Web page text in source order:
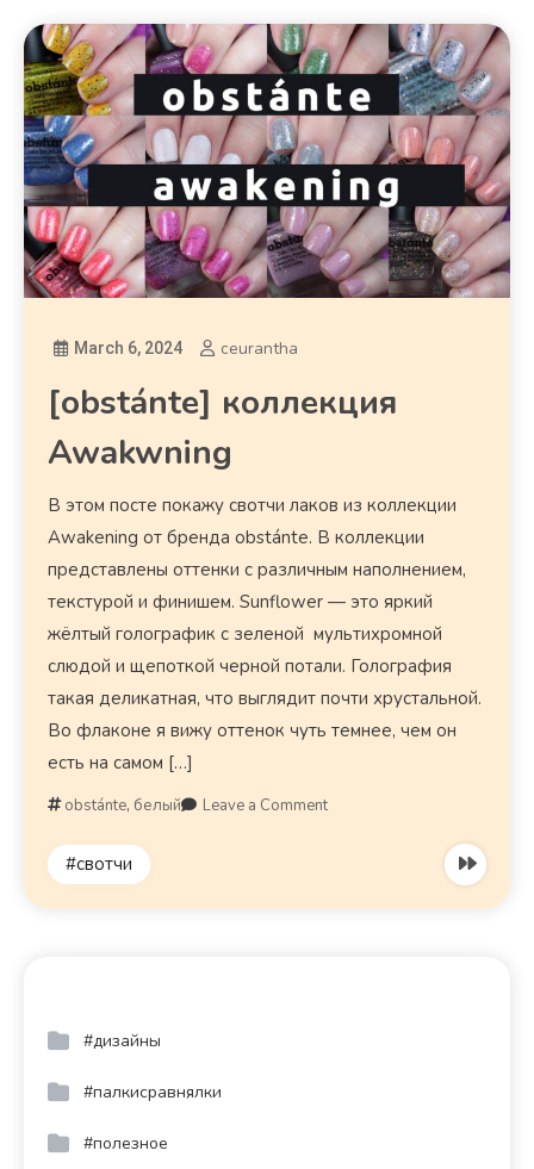
March 6, 2024 ceurantha
[obstánte] коллекция
Awakwning
В этом посте покажу свотчи лаков из коллекции
Awakening от бренда obstánte. В коллекции
представлены оттенки с различным наполнением,
текстурой и финишем. Sunflower — это яркий
жёлтый голографик с зеленой мультихромной
слюдой и щепоткой черной потали. Голография
такая деликатная, что выглядит почти хрустальной.
Во флаконе я вижу оттенок чуть темнее, чем он
есть на самом […]
obstánte, белый Leave a Comment
#свотчи
#дизайны
#палкисравнялки
#полезное